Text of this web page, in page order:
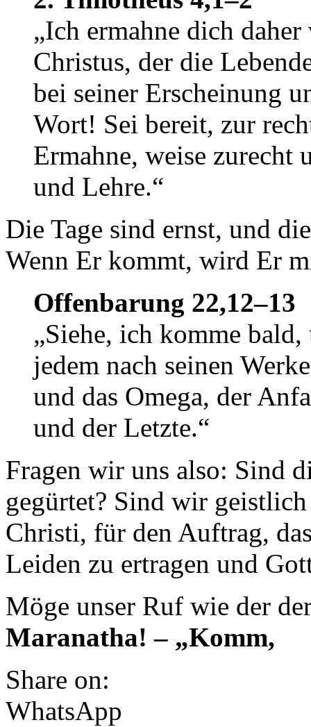
„Ich ermahne dich
Christus, der die
bei seiner Erscheinung
Wort! Sei bereit, zur
Ermahne, weise
und Lehre.“
Die Tage sind ernst, und
Wenn Er kommt, wird Er
Offenbarung 22,12–13
„Siehe, ich komme
jedem nach seinen
und das Omega, der
und der Letzte.“
Fragen wir uns also: Sind
gegürtet? Sind wir
Christi, für den Auftrag,
Leiden zu ertragen und
Möge unser Ruf wie der
Maranatha! – „Komm,
Share on:
WhatsApp